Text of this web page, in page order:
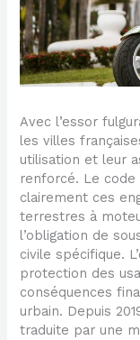
Avec l’essor
les villes
utilisation et leur
renforcé. Le
clairement ces
terrestres à
l’obligation de
civile spécifique.
protection des
conséquences
urbain. Depuis
traduite par une